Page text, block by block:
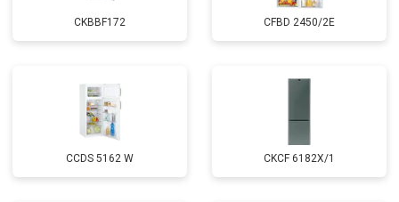
CKBBF172 CFBD 2450/2E
CCDS 5162 W CKCF 6182X/1